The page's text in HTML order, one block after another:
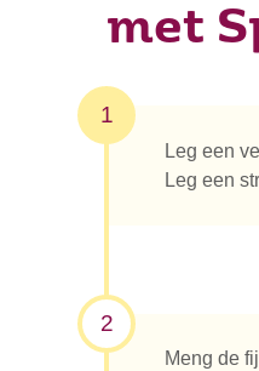
met
1
Leg een
Leg een
2
Meng de